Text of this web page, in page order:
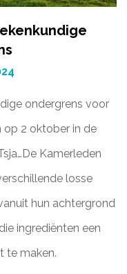
ondergrens voor
2 oktober in de
Kamerleden
losse
hun achtergrond
ingrediënten een
te maken.